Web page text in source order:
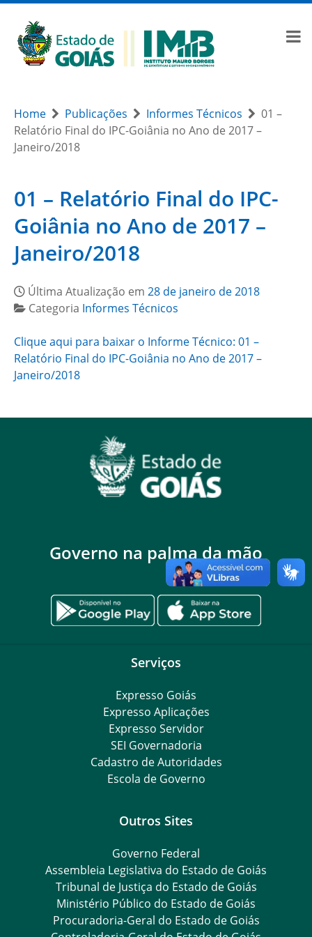
Home Publicações Informes Técnicos
01 –
Relatório Final do IPC-Goiânia no Ano de 2017 –
Janeiro/2018
01 – Relatório Final do IPC-
Goiânia no Ano de 2017 –
Janeiro/2018
Última Atualização em 28 de janeiro de 2018
Categoria Informes Técnicos
Clique aqui para baixar o Informe Técnico: 01 –
Relatório Final do IPC-Goiânia no Ano de 2017 –
Janeiro/2018
Governo na palma da mão
Serviços
Expresso Goiás
Expresso Aplicações
Expresso Servidor
SEI Governadoria
Cadastro de Autoridades
Escola de Governo
Outros Sites
Governo Federal
Assembleia Legislativa do Estado de Goiás
Tribunal de Justiça do Estado de Goiás
Ministério Público do Estado de Goiás
Procuradoria-Geral do Estado de Goiás